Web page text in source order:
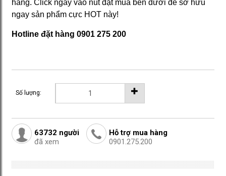
hàng. Click ngay vào nút đặt mua bên dưới để sở hữu
ngay sản phẩm cực HOT này!
Hotline đặt hàng 0901 275 200
Số lượng:
63732 người
đã xem
Hỗ trợ mua hàng
0901.275.200